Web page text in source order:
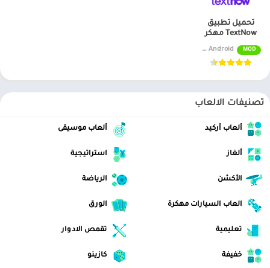
العاب مهكرة ، تطبيقات اندرويد بريميوم ، مجاناً يتم مراجعة الألعاب
تحميل تطبيق
TextNow مهكر
MOD
v24.11.0.2 (Premium Unlocked) For Android
تصنيفات الالعاب
ألعاب أركيد ألعاب موسيقى
ألغاز استراتيجية
الأكشن الرياضة
العاب السيارات مهكرة الورق
تعليمية تقمص الادوار
خفيفة كازينو